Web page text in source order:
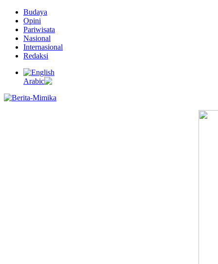
Budaya
Opini
Pariwisata
Nasional
Internasional
Redaksi